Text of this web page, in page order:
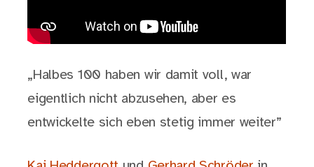
„Halbes 100 haben wir damit voll, war
eigentlich nicht abzusehen, aber es
entwickelte sich eben stetig immer weiter”